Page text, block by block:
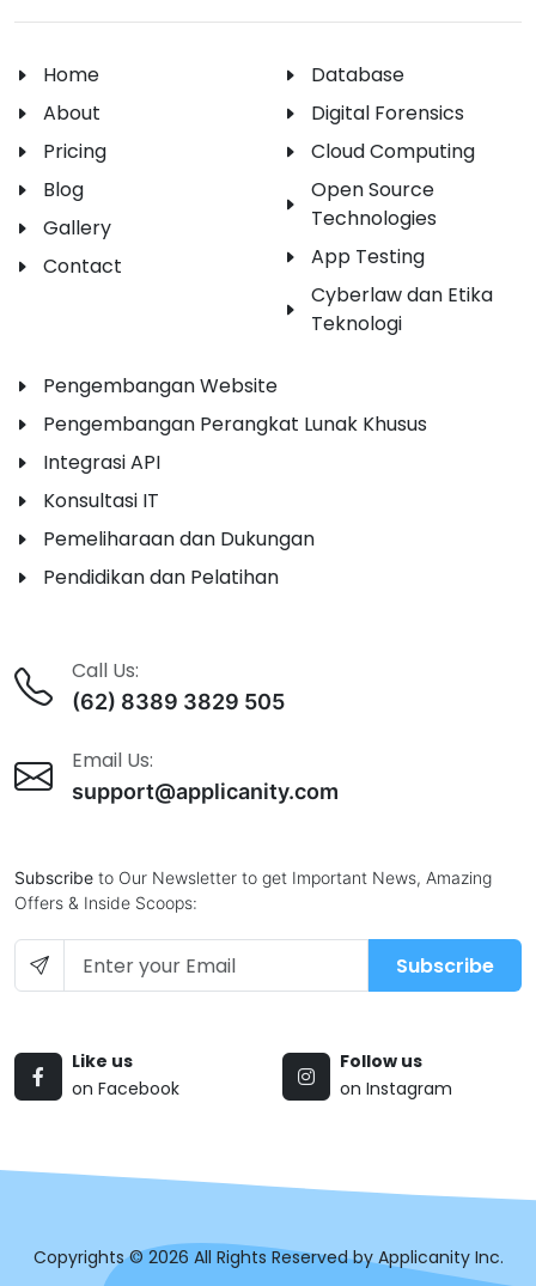
Home
About
Pricing
Blog
Gallery
Contact
Database
Digital Forensics
Cloud Computing
Open Source
Technologies
App Testing
Cyberlaw dan Etika
Teknologi
Pengembangan Website
Pengembangan Perangkat Lunak Khusus
Integrasi API
Konsultasi IT
Pemeliharaan dan Dukungan
Pendidikan dan Pelatihan
Call Us:
(62) 8389 3829 505
Email Us:
support@applicanity.com
Subscribe to Our Newsletter to get Important News, Amazing
Offers & Inside Scoops:
Subscribe
Like us
on Facebook
Follow us
on Instagram
Copyrights © 2026 All Rights Reserved by Applicanity Inc.